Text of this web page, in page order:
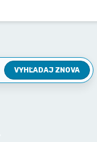
VYHĽADAJ ZNOVA